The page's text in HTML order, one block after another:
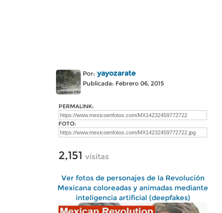
Por: yayozarate
Publicada: Febrero 06, 2015
PERMALINK:
FOTO:
2,151 visitas
Ver fotos de personajes de la Revolución
Mexicana coloreadas y animadas mediante
inteligencia artificial (deepfakes)